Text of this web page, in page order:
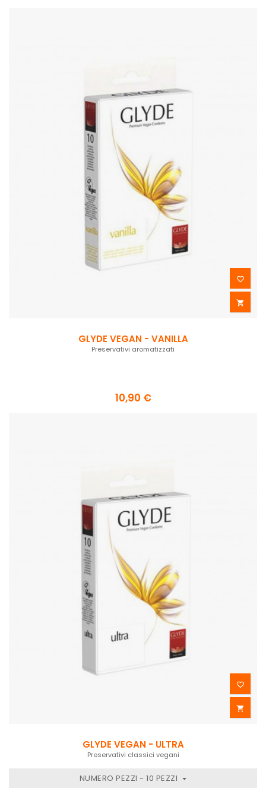


GLYDE VEGAN - VANILLA
Preservativi aromatizzati
10,90 €


GLYDE VEGAN - ULTRA
Preservativi classici vegani
NUMERO PEZZI - 10 PEZZI